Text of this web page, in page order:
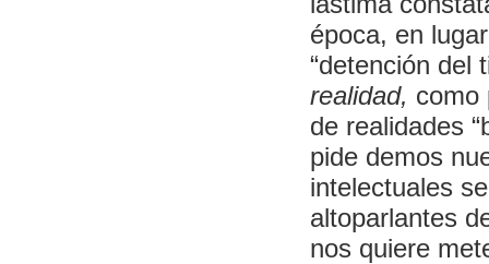
época, en
“detención del
realidad, como
de realidades
pide demos
intelectuales
altoparlantes
nos quiere